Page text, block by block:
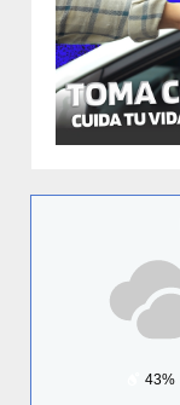
43%